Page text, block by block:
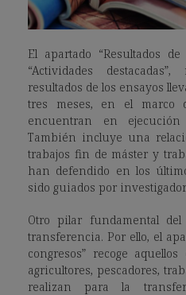
El apartado “Resultados
“Actividades
resultados de los ensayos
tres meses, en el marco
encuentran en
También incluye una
trabajos fin de máster y
han defendido en los
sido guiados por
Otro pilar fundamental
transferencia. Por ello, el
congresos” recoge
agricultores, pescadores,
realizan para la